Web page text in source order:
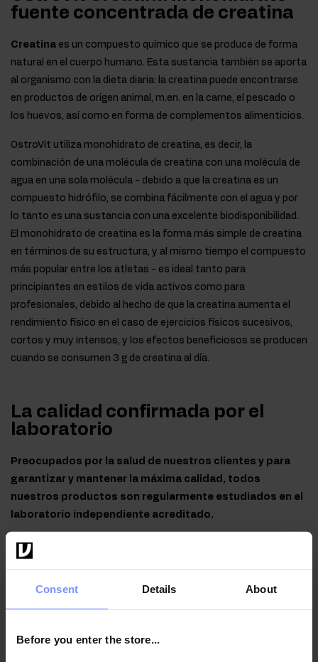
Consent Details About
Before you enter the store...
fuente concentrada de creatina
Creatina es un compuesto químico que se produce de forma
natural en el cuerpo humano. Esta sustancia también se aporta
al organismo con la dieta diaria: la creatina puede encontrarse
en productos de origen animal, m.en. en la carne, el pescado o
los huevos, así como en forma de complementos alimenticios.
OstroVit utiliza monohidrato de creatina, es decir, la
combinación de una molécula de creatina con una molécula de
agua en una sola molécula - debido a que la creatina es un
compuesto hidrófilo, se combina fácilmente con el agua y por
lo tanto es una sustancia con una excelente biodisponibilidad.
El monohidrato de creatina es la forma más simple de creatina
en términos de su estructura, y al mismo tiempo el compuesto
más popular entre los atletas - es ideal tanto para
principiantes en estilos de vida activos como para
profesionales, debido al hecho de que la creatina aumenta el
rendimiento físico en el caso de ejercicios físicos sucesivos,
cortos y muy intensos, y los efectos beneficiosos se producen
cuando se consumen 3 g de creatina al día.
La calidad confirmada por el
laboratorio
Preocupados por la salud de nuestros clientes y para
garantizar y mantener la máxima calidad, todos
nuestros productos son regularmente estudiados en el
laboratorio independiente acreditado.
17.04.2024